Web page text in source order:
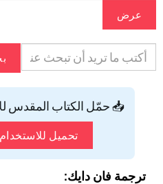
عرض
📥 حمّل الكتاب المقدس
تحميل
ترجمة فان دايك: